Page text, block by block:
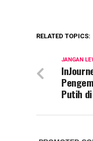
RELATED TOPICS:
JANGAN
Putih